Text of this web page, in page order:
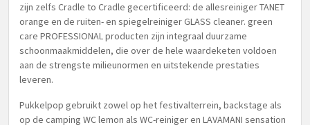
zijn zelfs Cradle to Cradle gecertificeerd: de allesreiniger TANET
orange en de ruiten- en spiegelreiniger GLASS cleaner. green
care PROFESSIONAL producten zijn integraal duurzame
schoonmaakmiddelen, die over de hele waardeketen voldoen
aan de strengste milieunormen en uitstekende prestaties
leveren.
Pukkelpop gebruikt zowel op het festivalterrein, backstage als
op de camping WC lemon als WC-reiniger en LAVAMANI sensation